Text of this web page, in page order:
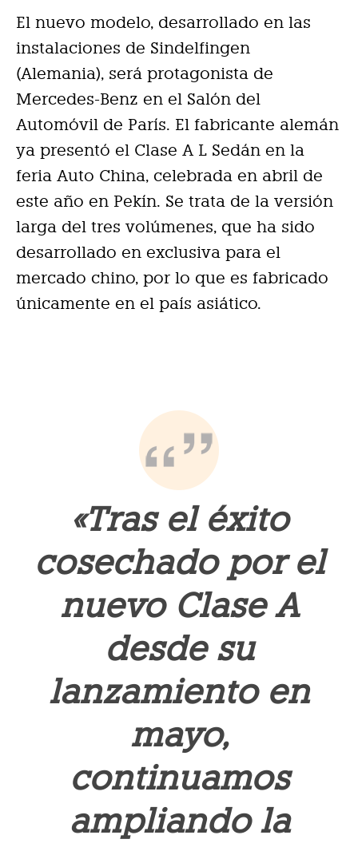
El nuevo modelo, desarrollado en las
instalaciones de Sindelfingen
(Alemania), será protagonista de
Mercedes-Benz en el Salón del
Automóvil de París. El fabricante alemán
ya presentó el Clase A L Sedán en la
feria Auto China, celebrada en abril de
este año en Pekín. Se trata de la versión
larga del tres volúmenes, que ha sido
desarrollado en exclusiva para el
mercado chino, por lo que es fabricado
únicamente en el país asiático.
«Tras el éxito
cosechado por el
nuevo Clase A
desde su
lanzamiento en
mayo,
continuamos
ampliando la